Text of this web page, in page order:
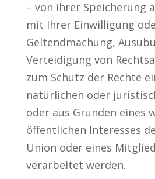
– von ihrer Speicherung
mit Ihrer Einwilligung
Geltendmachung,
Verteidigung von
zum Schutz der Rechte
natürlichen oder
oder aus Gründen eines
öffentlichen Interesses
Union oder eines
verarbeitet werden.